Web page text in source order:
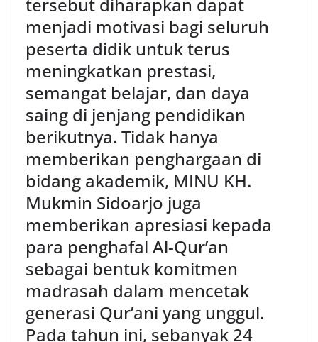
tersebut diharapkan dapat
menjadi motivasi bagi seluruh
peserta didik untuk terus
meningkatkan prestasi,
semangat belajar, dan daya
saing di jenjang pendidikan
berikutnya. Tidak hanya
memberikan penghargaan di
bidang akademik, MINU KH.
Mukmin Sidoarjo juga
memberikan apresiasi kepada
para penghafal Al-Qur’an
sebagai bentuk komitmen
madrasah dalam mencetak
generasi Qur’ani yang unggul.
Pada tahun ini, sebanyak 24